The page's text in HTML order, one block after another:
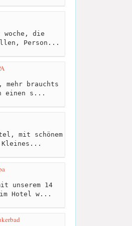
die
Person...
mehr brauchts
einen s...
mit schönem
Kleines...
unserem 14
im Hotel w...